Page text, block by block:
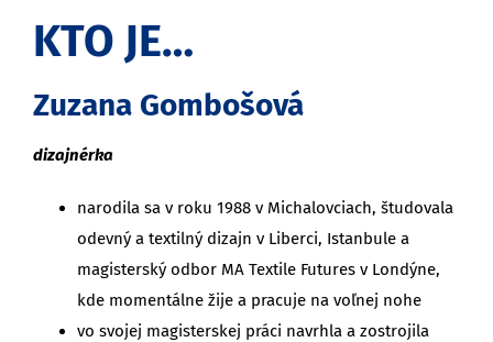
KTO JE…
Zuzana Gombošová
dizajnérka
narodila sa v roku 1988 v Michalov­ciach, študovala
odevný a textilný dizajn v Liberci, Istanbule a
magisterský odbor MA Textile Futures v Londýne,
kde momentálne žije a pracuje na voľnej nohe
vo svojej magisterskej práci navrhla a zostrojila